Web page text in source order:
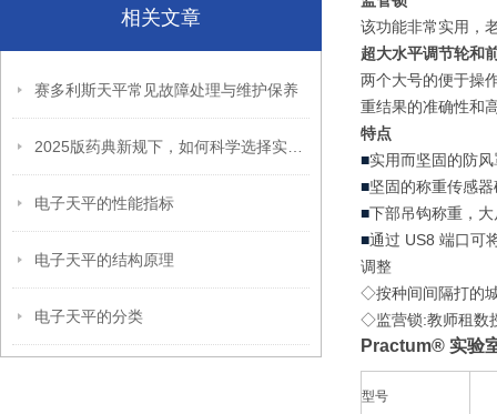
相关文章
赛多利斯天平常见故障处理与维护保养
电子天平的性能指标
电子天平的结构原理
电子天平的分类
该功能非常实用，
超大水平调节轮和
两个大号的便于操
重结果的准确性和
特点
■实用而坚固的防风
■坚固的称重传感
■下部吊钩称重，
■通过 US8 端口可
调整
◇按种间间隔打的
◇监营锁:教师租数
Practum® 实验
型号